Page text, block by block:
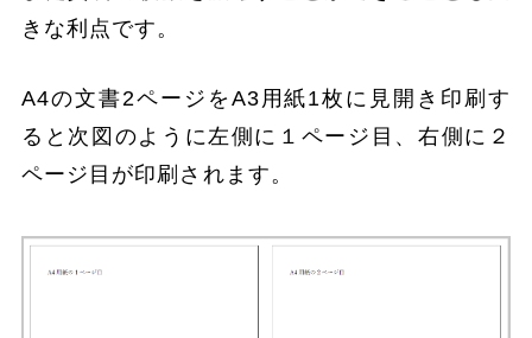
きな利点です。
A4の文書2ページをA3用紙1枚に見開き印刷す
ると次図のように左側に１ページ目、右側に２
ページ目が印刷されます。